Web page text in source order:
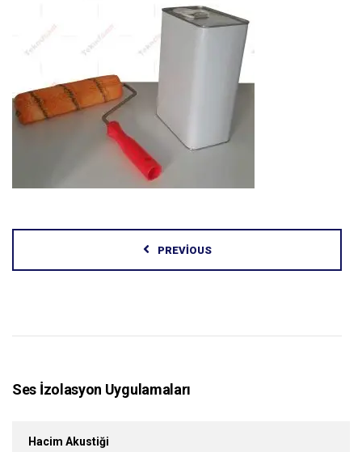
PREVIOUS
Ses İzolasyon Uygulamaları
Hacim Akustiği